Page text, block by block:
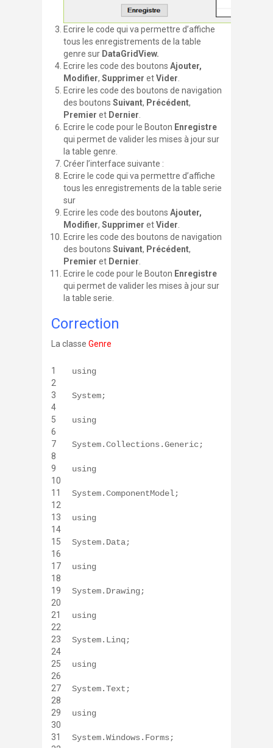
Ecrire le code qui va permettre d’affiche
tous les enregistrements de la table
genre sur DataGridView.
Ecrire les code des boutons Ajouter,
Modifier, Supprimer etVider
Ecrire les code des boutons de navigation
des boutons Suivant, Précédent,
Premier et Dernier
Ecrire le code pour le Bouton Enregistre
qui permet de valider les mises à jour sur
la table genre
Créer l’interface suivante :
Ecrire le code qui va permettre d’affiche
tous les enregistrements de la table serie
sur
Ecrire les code des boutons Ajouter,
Modifier, Supprimer etVider
Ecrire les code des boutons de navigation
des boutons Suivant, Précédent,
Premier et Dernier
Ecrire le code pour le Bouton Enregistre
qui permet de valider les mises à jour sur
la table serie
Correction
La classe Genre
1
2
3
4
5
6
7
8
9
10
11
12
13
14
15
16
17
18
19
20
21
22
23
24
25
26
27
28
29
30
31
using
System;
using
System.Collections.Generic;
using
System.ComponentModel;
using
System.Data;
using
System.Drawing;
using
System.Linq;
using
System.Text;
using
System.Windows.Forms;